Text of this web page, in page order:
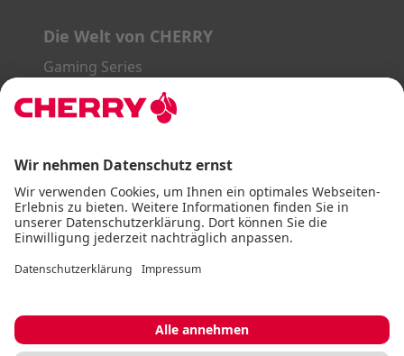
Die Welt von CHERRY
Gaming Series
SLIM Line
Unsere Partner:
PayPal Visa MastercardAmerican Express
DHL
Barrierefreiheitserklärung
Cookie Einstellungen